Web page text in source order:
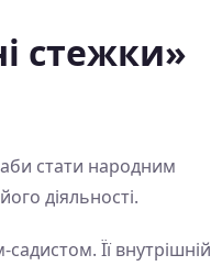
стежки»
стати народним
діяльності.
Її внутрішній